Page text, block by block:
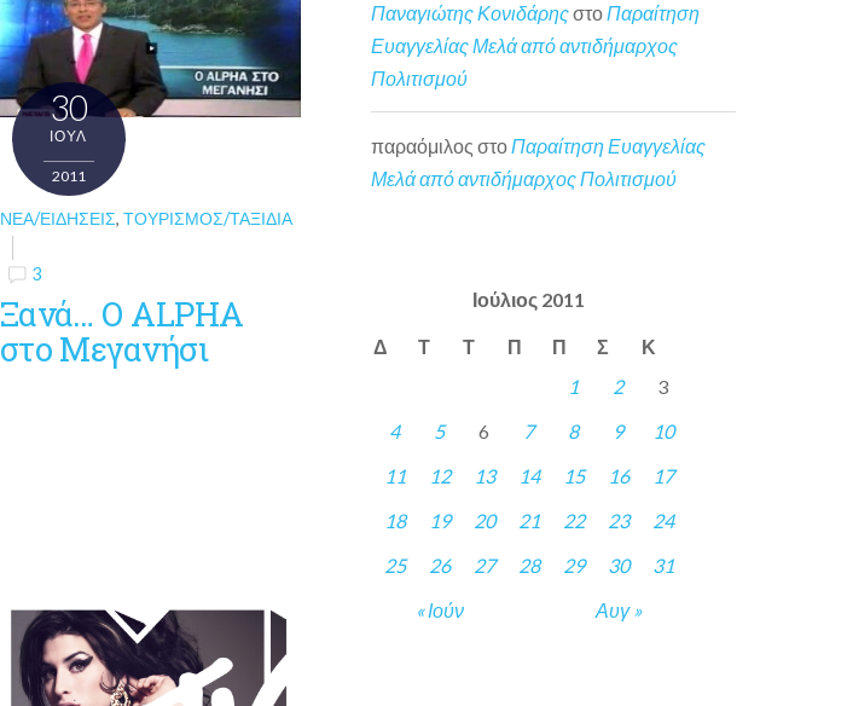
30
ΙΟΎΛ
2011
ΝΈΑ/ΕΙΔΉΣΕΙΣ, ΤΟΥΡΙΣΜΌΣ/ΤΑΞΊΔΙΑ
3
Ξανά… Ο ALPHA
στο Μεγανήσι
Παναγιώτης ΚονιδάρηςστοΠαραίτηση
Ευαγγελίας Μελά από αντιδήμαρχος
Πολιτισμού
παραόμιλος στο Παραίτηση Ευαγγελίας
Μελά από αντιδήμαρχος Πολιτισμού
Ιούλιος 2011
Δ Τ Τ Π Π Σ Κ
« Ιούν Αυγ »
1 2
3
4
5 6 7 8 9
10
11
12 13 14 15 16
17
18
19 20 21 22 23
24
25
26 27 28 29 30 31